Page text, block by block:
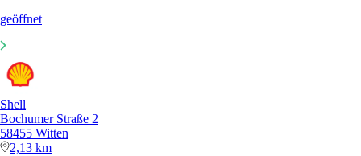
geöffnet
Shell
Bochumer Straße 2
58455 Witten
2,13 km